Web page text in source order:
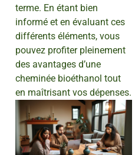
terme. En étant bien
informé et en évaluant ces
différents éléments, vous
pouvez profiter pleinement
des avantages d’une
cheminée bioéthanol tout
en maîtrisant vos dépenses.